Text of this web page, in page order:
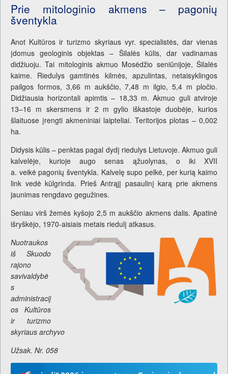
Prie mitologinio akmens – pagonių
šventykla
Anot Kultūros ir turizmo skyriaus vyr. specialistės, dar vienas
įdomus geologinis objektas – Šilalės kūlis, dar vadinamas
didžiuoju. Tai mitologinis akmuo Mosėdžio seniūnijoje, Šilalės
kaime. Riedulys gamtinės kilmės, apzulintas, netaisyklingos
pailgos formos, 3,66 m aukščio, 7,48 m ilgio, 5,4 m pločio.
Didžiausia horizontali apimtis – 18,33 m. Akmuo guli atviroje
13–16 m skersmens ir 2 m gylio iškastoje duobėje, kurios
šlaituose įrengti akmeniniai laipteliai. Teritorijos plotas – 0,002
ha.
Didysis kūlis – penktas pagal dydį riedulys Lietuvoje. Akmuo guli
kalvelėje, kurioje augo senas ąžuolynas, o iki XVII
a. veikė pagonių šventykla. Kalvelę supo pelkė, per kurią kaimo
link vedė kūlgrinda. Prieš Antrąjį pasaulinį karą prie akmens
jaunimas rengdavo gegužines.
Seniau virš žemės kyšojo 2,5 m aukščio akmens dalis. Apatinė
išryškėjo, 1970-aisiais metais riedulį atkasus.
Nuotraukos
iš Skuodo
rajono
savivaldybė
s
administracij
os Kultūros
ir turizmo
skyriaus archyvo
Užsak. Nr. 058